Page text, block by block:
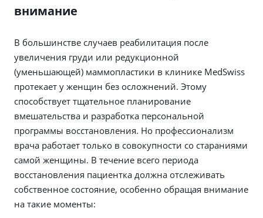
внимание
В большинстве случаев реабилитация после
увеличения груди или редукционной
(уменьшающей) маммопластики в клинике MedSwiss
протекает у женщин без осложнений. Этому
способствует тщательное планирование
вмешательства и разработка персональной
программы восстановления. Но профессионализм
врача работает только в совокупности со стараниями
самой женщины. В течение всего периода
восстановления пациентка должна отслеживать
собственное состояние, особенно обращая внимание
на такие моменты: